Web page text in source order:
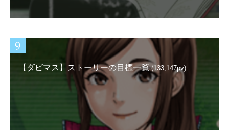
【ダビマス】ストーリーの目標一覧(133,147pv)